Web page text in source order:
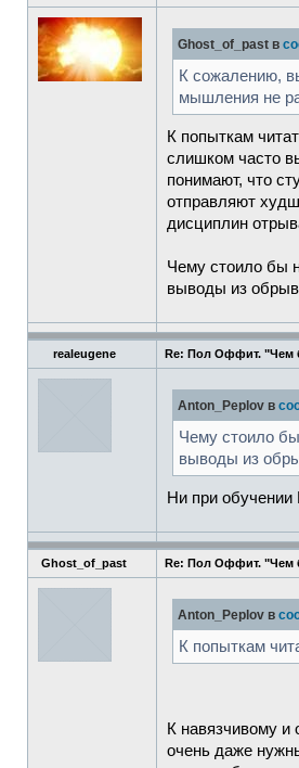
Ghost_of_past в
К сожалению,
мышления не
К попыткам
слишком часто
понимают, что
отправляют
дисциплин
Чему стоило бы
выводы из
realeugene Re: Пол Оффит. "Чем
Anton_Peplov в
Чему стоило бы
выводы из
Ни при обучении
Ghost_of_past Re: Пол Оффит. "Чем
Anton_Peplov в
К попыткам
К навязчивому и
очень даже